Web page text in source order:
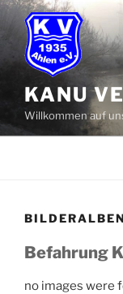
Zum
Inhalt
springen
KANU
Willkommen auf
BILDERALBEN
Befahrung
no images were